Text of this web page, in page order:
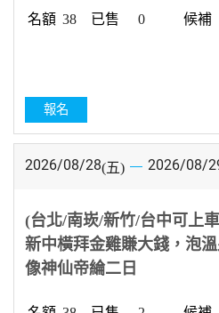
38 0
報名
2026/08/28(五) 2026/08/
(台北/南崁/新竹/台中可上
新中橫拜金雞賺大錢，泡
像神仙帝綸二日